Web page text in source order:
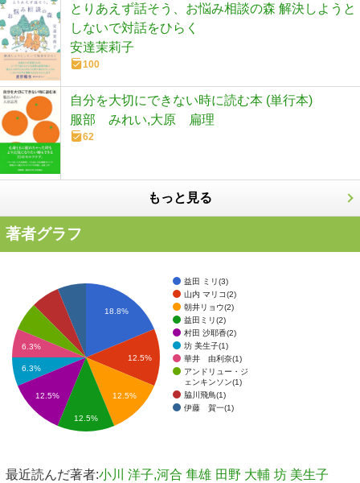
とりあえず話そう、お悩み相談の森 解決しようと
しないで対話をひらく
安達茉莉子
100
自分を大切にできない時に読む本 (単行本)
服部 みれい,大原 扁理
62
もっと見る
著者グラフ
益田 ミリ(3)
山内 マリコ(2)
朝井リョウ(2)
益田ミリ(2)
村田 沙耶香(2)
坊 美生子(1)
華井 由利奈(1)
アンドリュー・ジ
ェンキンソン(1)
脇川飛鳥(1)
伊藤 賀一(1)
18.8%
12.5%
12.5%
6.3%
6.3%
12.5%
12.5%
最近読んだ著者:小川 洋子,河合 隼雄 田野 大輔 坊 美生子